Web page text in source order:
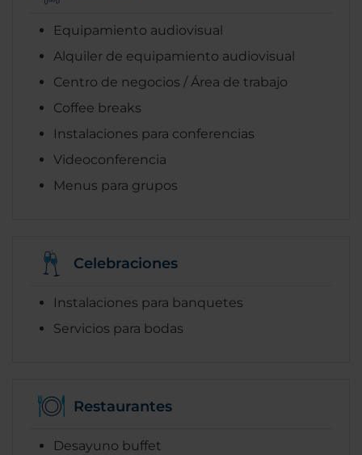
Equipamiento audiovisual
Alquiler de equipamiento audiovisual
Centro de negocios / Área de trabajo
Coffee breaks
Instalaciones para conferencias
Videoconferencia
Menus para grupos
Celebraciones
Instalaciones para banquetes
Servicios para bodas
Restaurantes
Desayuno buffet